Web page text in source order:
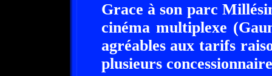
Grace à son parc
cinéma multiplexe
agréables aux tarifs
plusieurs